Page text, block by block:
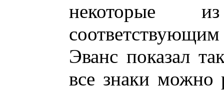
некоторые
Эванс показал
все знаки можно